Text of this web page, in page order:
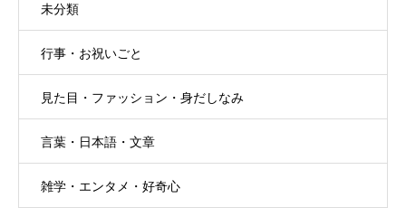
未分類
行事・お祝いごと
見た目・ファッション・身だしなみ
言葉・日本語・文章
雑学・エンタメ・好奇心